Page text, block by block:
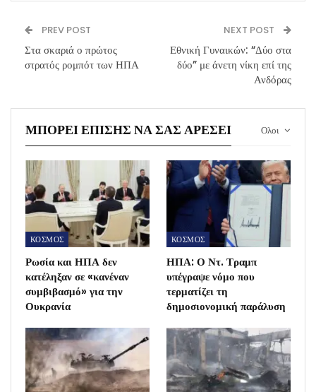
PREV POST
Στα σκαριά ο πρώτος
στρατός ρομπότ των ΗΠΑ
NEXT POST
Εθνική Γυναικών: “Δύο στα
δύο” με άνετη νίκη επί της
Ανδόρας
Ολοι
ΜΠΟΡΕΊ ΕΠΊΣΗΣ ΝΑ ΣΑΣ ΑΡΈΣΕΙ
ΚΟΣΜΟΣ
Ρωσία και ΗΠΑ δεν
κατέληξαν σε «κανέναν
συμβιβασμό» για την
Ουκρανία
ΚΟΣΜΟΣ
ΗΠΑ: Ο Ντ. Τραμπ
υπέγραψε νόμο που
τερματίζει τη
δημοσιονομική παράλυση